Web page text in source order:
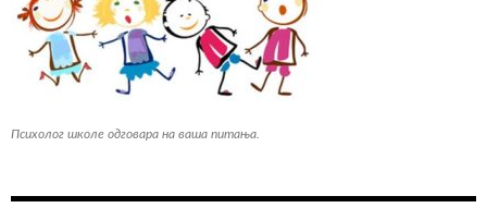
Психолог школе одговара на ваша питања.